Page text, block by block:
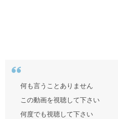
何も言うことありません
この動画を視聴して下さい
何度でも視聴して下さい